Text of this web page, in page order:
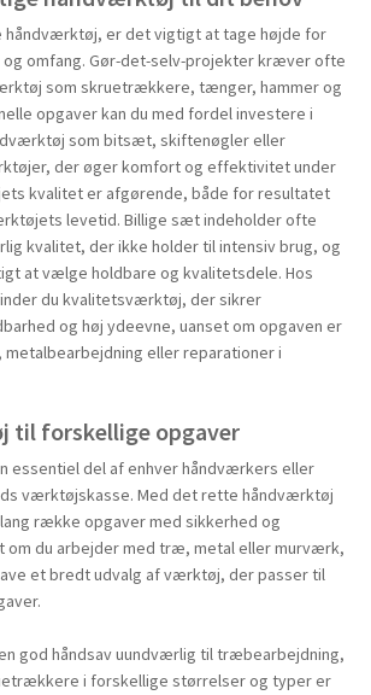
håndværktøj, er det vigtigt at tage højde for
omfang. Gør-det-selv-projekter kræver ofte
som skruetrækkere, tænger, hammerog
opgaver kan du med fordel investere i
som bitsæt, skiftenøglereller
der øger komfort og effektivitet under
kvalitet er afgørende, både for resultatet
levetid. Billige sæt indeholder ofte
kvalitet, der ikke holder til intensiv brug, og
at vælge holdbare og kvalitetsdele. Hos
du kvalitetsværktøj, der sikrer
og høj ydeevne, uanset om opgaven er
eller reparationer i
til forskellige opgaver
essentiel del af enhver håndværkers eller
værktøjskasse. Med det rette håndværktøj
række opgaver med sikkerhed og
om du arbejder med træ, metal eller murværk,
et bredt udvalg af værktøj, der passer til
god håndsav uundværlig til træbearbejdning,
i forskellige størrelser og typer er